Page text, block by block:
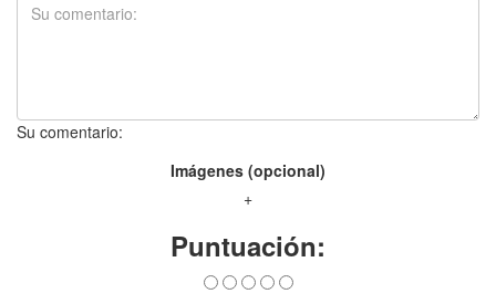
Su comentario:
Imágenes (opcional)
+
Puntuación: